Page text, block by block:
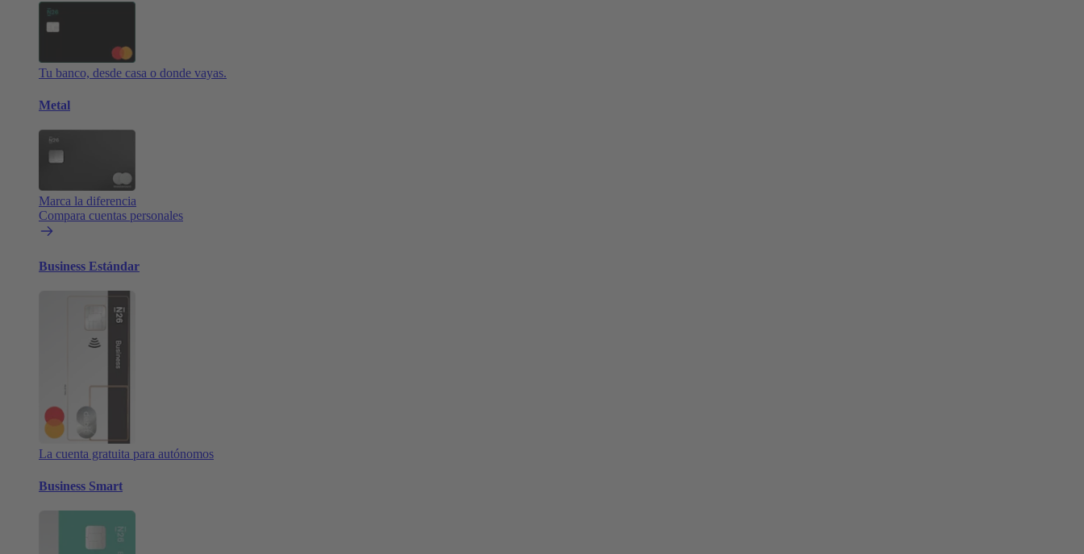
Tu banco, desde casa o donde vayas.
Metal
Marca la diferencia
Compara cuentas personales
Business Estándar
La cuenta gratuita para autónomos
Business Smart